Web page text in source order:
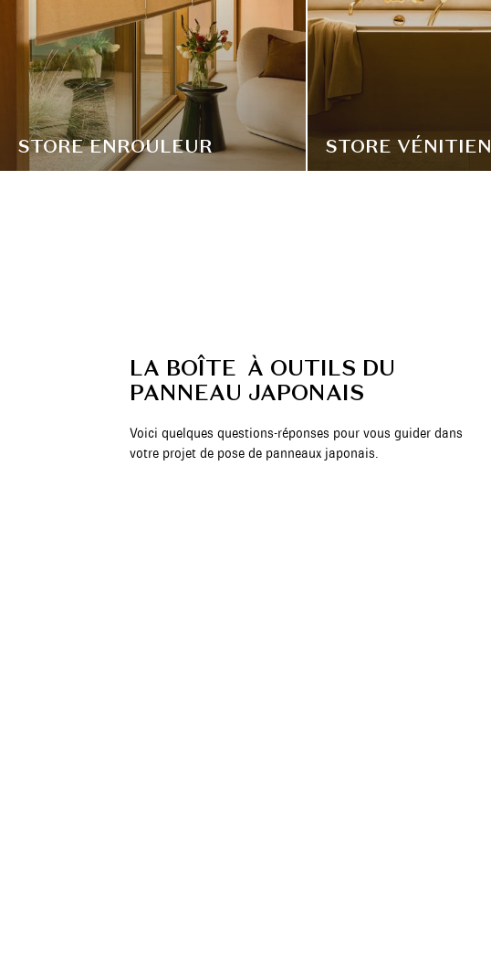
STORE ENROULEUR STORE VÉNITIEN
LA BOÎTE À OUTILS DU
PANNEAU JAPONAIS
Voici quelques questions-réponses pour vous guider dans
votre projet de pose de panneaux japonais.